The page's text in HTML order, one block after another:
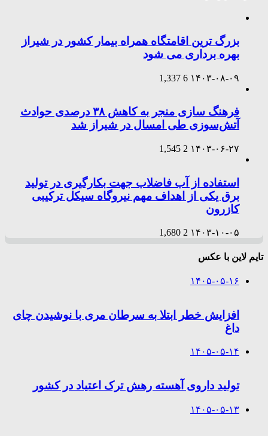
بزرگ ترین اقامتگاه همراه بیمار کشور در شیراز
بهره برداری می شود
۱۴۰۳-۰۸-۰۹ 6
1,337
فرهنگ سازی منجر به کاهش ۳۸ درصدی حوادث
آتش‌سوزی طی امسال در شیراز شد
۱۴۰۳-۰۶-۲۷ 2
1,545
استفاده از آب فاضلاب جهت بکارگیری در تولید
برق یکی از اهداف مهم نیروگاه سیکل ترکیبی
کازرون
۱۴۰۳-۱۰-۰۵ 2
1,680
تایم لاین با عکس
۱۴۰۵-۰۵-۱۶
افزایش خطر ابتلا به سرطان مری با نوشیدن چای
داغ
۱۴۰۵-۰۵-۱۴
تولید داروی آهسته رهش ترک اعتیاد در کشور
۱۴۰۵-۰۵-۱۳